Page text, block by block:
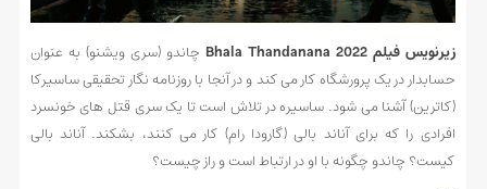
زیرنویس فیلم Bhala Thandanana 2022
چاندو (سری ویشنو) به عنوان
حسابدار در یک پرورشگاه کار می کند و در آنجا با روزنامه نگار تحقیقی ساسیرکا
(کاترین) آشنا می شود. ساسیره در تلاش است تا یک سری قتل های خونسرد
افرادی را که برای آناند بالی (گارودا رام) کار می کنند، بشکند. آناند بالی
کیست؟ چاندو چگونه با او در ارتباط است و راز چیست؟